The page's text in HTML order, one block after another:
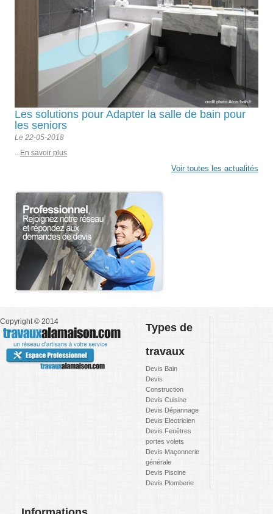
Les solutions pour Adapter la salle de bain pour
les seniors
Le 22-05-2018
...En savoir plus
Voir toutes les actualités
Copyright © 2014
Types de
travaux
Devis Bain
Devis
Construction
Devis Cuisine
Devis Dépannage
Devis Electricien
Devis Fenêtres
portes volets
Devis Maçonnerie
générale
Devis Piscine
Devis Plomberie